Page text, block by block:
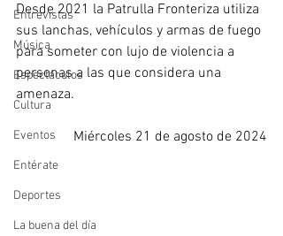
Entrevistas
Música
Espectáculos
Cultura
Eventos
Entérate
Deportes
La buena del día
Desde 2021 la Patrulla Fronteriza utiliza
sus lanchas, vehículos y armas de fuego
para someter con lujo de violencia a
personas a las que considera una
amenaza.
Miércoles 21 de agosto de 2024